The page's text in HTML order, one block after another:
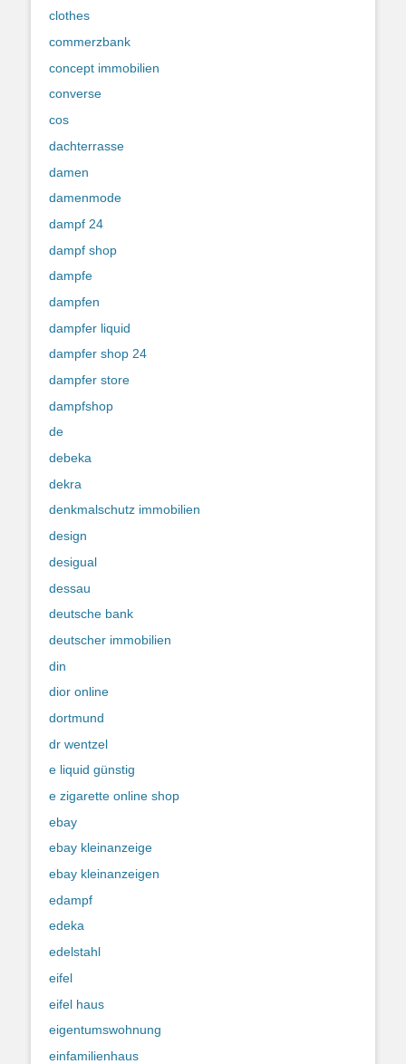
clothes
commerzbank
concept immobilien
converse
cos
dachterrasse
damen
damenmode
dampf 24
dampf shop
dampfe
dampfen
dampfer liquid
dampfer shop 24
dampfer store
dampfshop
de
debeka
dekra
denkmalschutz immobilien
design
desigual
dessau
deutsche bank
deutscher immobilien
din
dior online
dortmund
dr wentzel
e liquid günstig
e zigarette online shop
ebay
ebay kleinanzeige
ebay kleinanzeigen
edampf
edeka
edelstahl
eifel
eifel haus
eigentumswohnung
einfamilienhaus